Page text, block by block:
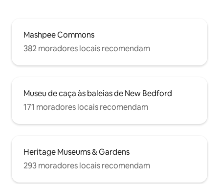
Mashpee Commons
382 moradores locais recomendam
Museu de caça às baleias de New Bedford
171 moradores locais recomendam
Heritage Museums & Gardens
293 moradores locais recomendam